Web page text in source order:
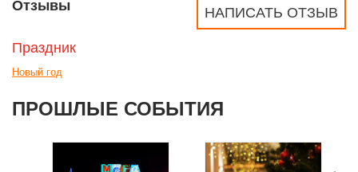
НАПИСАТЬ ОТЗЫВ
Отзывы
Праздник
Новый год
ПРОШЛЫЕ СОБЫТИЯ